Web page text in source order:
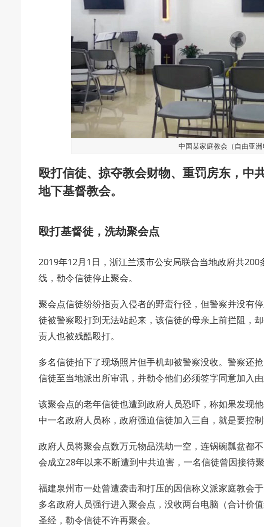
中国某家庭教会（自由亚洲
殴打信徒、掠夺教会财物、重罚房东，中
地下基督教会。
殴打基督徒，洗劫聚会点
2019年12月1日，浙江兰溪市公安局联合当地政府共
线，勒令信徒停止聚会。
聚会点信徒纷纷指责入侵者的野蛮行径，但警察并没有
徒被警察殴打到无法站起来，该信徒的母亲上前拦阻，
责人也被残酷殴打。
多名信徒拍下了现场照片但手机却被警察没收。警察还
信徒至当地派出所审讯，并勒令他们必须签字同意加入由
该聚会点的老年信徒也遭到政府人员恐吓，称如果发现
中一名政府人员称，政府强迫信徒加入三自，就是要控制
政府人员将聚会点数万元物品洗劫一空，连锅碗瓢盆都
会成立28年以来不断遭到中共迫害，一名信徒曾因接待聚
福建泉州市一处曾遭袭击和打压的因信称义派家庭教会
多名政府人员强行进入聚会点，没收两台电脑（合计价
圣经，勒令信徒不许再聚会。